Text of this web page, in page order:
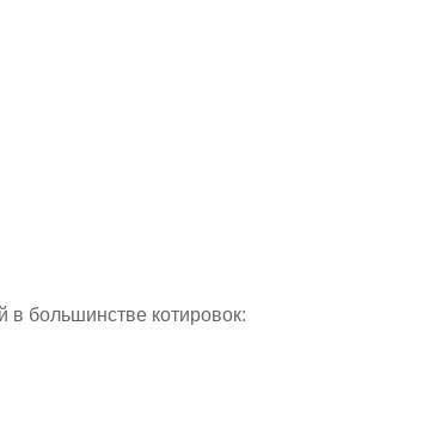
в большинстве котировок: